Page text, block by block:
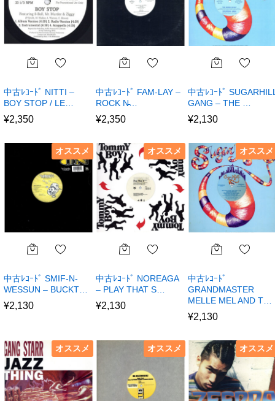
中古ﾚｺｰﾄﾞ NITTI –
BOY STOP / LE…
¥2,350
中古ﾚｺｰﾄﾞ FAM-LAY –
ROCK N̵…
¥2,350
中古ﾚｺｰﾄﾞ
GANG – THE …
¥2,130
オススメ
中古ﾚｺｰﾄﾞ SMIF-N-
WESSUN – BUCKT…
¥2,130
オススメ
中古ﾚｺｰﾄﾞ NOREAGA
– PLAY THAT S…
¥2,130
オススメ
中古ﾚｺｰﾄﾞ
GRANDMASTER
MELLE MEL AND T…
¥2,130
オススメ オススメ オススメ